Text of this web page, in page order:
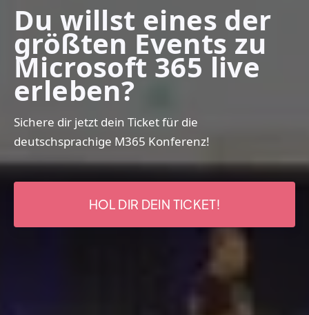
Du willst eines der
größten Events zu
Microsoft 365 live
erleben?
Sichere dir jetzt dein Ticket für die
deutschsprachige M365 Konferenz!
HOL DIR DEIN TICKET!